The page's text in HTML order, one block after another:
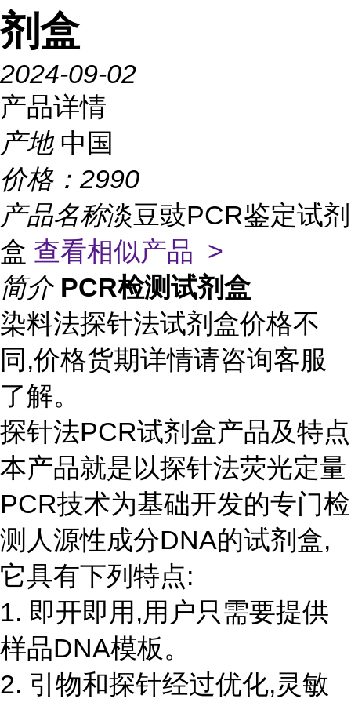
剂盒
2024-09-02
产品详情
产地 中国
价格： 2990
产品名称淡豆豉PCR鉴定试剂
盒 查看相似产品 >
简介 PCR检测试剂盒
染料法探针法试剂盒价格不
同,价格货期详情请咨询客服
了解。
探针法PCR试剂盒产品及特点
本产品就是以探针法荧光定量
PCR技术为基础开发的专门检
测人源性成分DNA的试剂盒,
它具有下列特点:
1. 即开即用,用户只需要提供
样品DNA模板。
2. 引物和探针经过优化,灵敏